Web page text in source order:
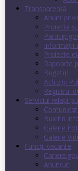
Transparenţă
Anunț
Proiecte
Informații
Proiecte
Rapoarte
Bugetul
Achiziții
Registrul
Serviciul relații
Buletin
Galerie
Galerie
Funcții vacante
Anunţuri